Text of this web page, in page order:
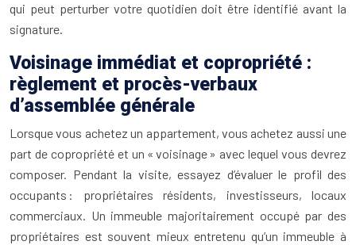
qui peut perturber votre quotidien doit être identifié avant la
signature.
Voisinage immédiat et copropriété :
règlement et procès-verbaux
d’assemblée générale
Lorsque vous achetez un appartement, vous achetez aussi une
part de copropriété et un « voisinage » avec lequel vous devrez
composer. Pendant la visite, essayez d’évaluer le profil des
occupants : propriétaires résidents, investisseurs, locaux
commerciaux. Un immeuble majoritairement occupé par des
propriétaires est souvent mieux entretenu qu’un immeuble à